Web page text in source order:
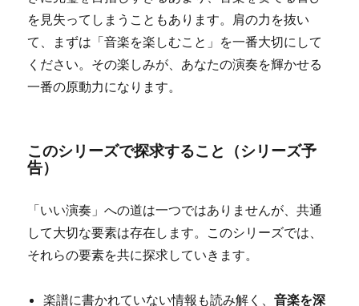
を見失ってしまうこともあります。肩の力を抜い
て、まずは「音楽を楽しむこと」を一番大切にして
ください。その楽しみが、あなたの演奏を輝かせる
一番の原動力になります。
このシリーズで探求すること（シリーズ予
告）
「いい演奏」への道は一つではありませんが、共通
して大切な要素は存在します。このシリーズでは、
それらの要素を共に探求していきます。
楽譜に書かれていない情報も読み解く、音楽を深